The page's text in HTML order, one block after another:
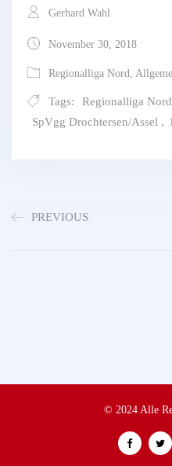
Gerhard Wahl
November 30, 2018
Regionalliga Nord,
Tags: Regionalliga Nord
SpVgg Drochtersen/Assel ,
PREVIOUS
© 2024 Alle